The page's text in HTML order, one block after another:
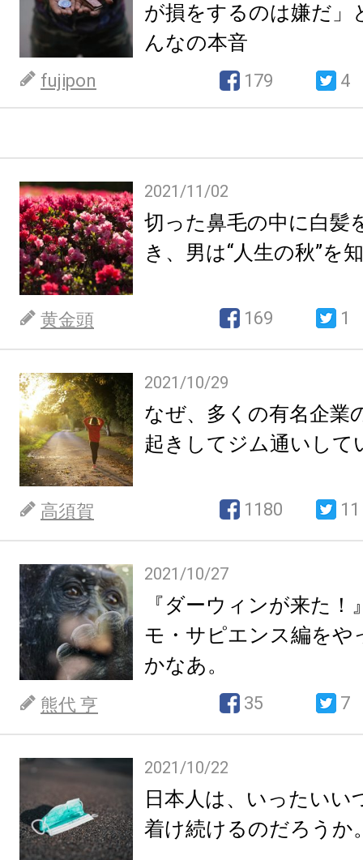
が損をするのは嫌だ」
んなの本音
fujipon 179 4
2021/11/02
切った鼻毛の中に白髪
き、男は“人生の秋”を
黄金頭 169 1
2021/10/29
なぜ、多くの有名企業
起きしてジム通いして
高須賀 1180 11
2021/10/27
『ダーウィンが来た！
モ・サピエンス編をや
かなあ。
熊代 亨 35 7
2021/10/22
日本人は、いったいい
着け続けるのだろうか